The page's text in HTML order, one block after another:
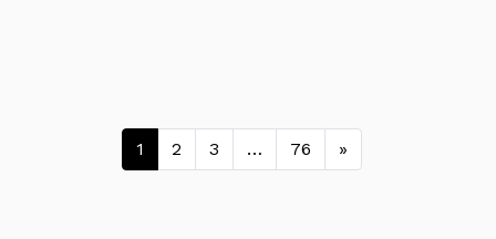
Navegación de entradas
1 2 3 … 76 »